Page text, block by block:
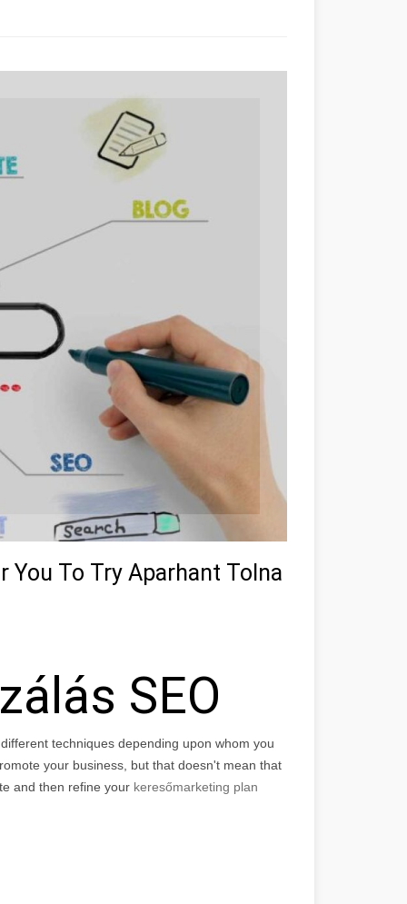
To Try Aparhant Tolna
SEO
techniques depending upon whom you
your business, but that doesn't mean that
and then refine your keresőmarketing plan